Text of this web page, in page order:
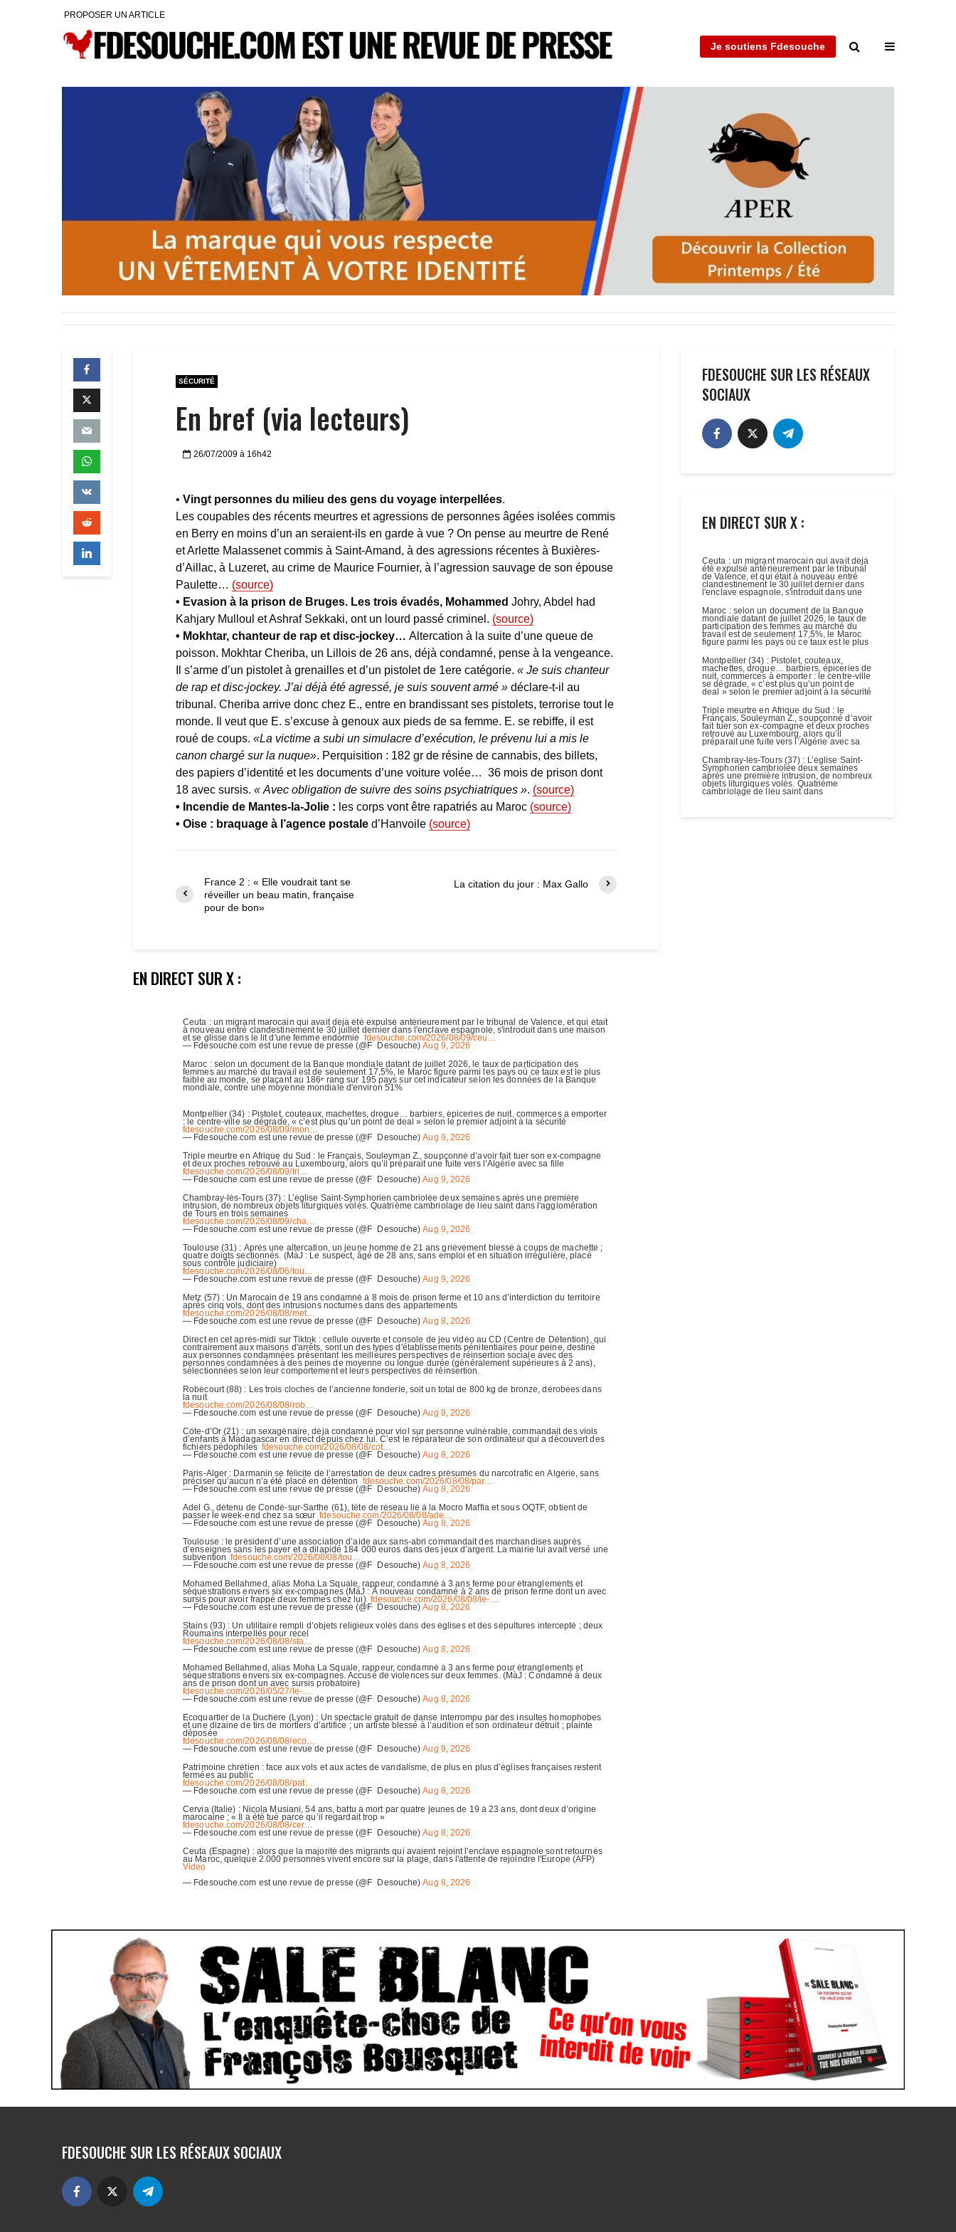
PROPOSER UN ARTICLE
Je soutiens Fdesouche
SÉCURITÉ
En bref (via lecteurs)
26/07/2009 à 16h42
• Vingt personnes du milieu des gens du voyage interpellées.
Les coupables des récents meurtres et agressions de personnes âgées isolées commis
en Berry en moins d’un an seraient-ils en garde à vue ? On pense au meurtre de René
et Arlette Malassenet commis à Saint-Amand, à des agressions récentes à Buxières-
d’Aillac, à Luzeret, au crime de Maurice Fournier, à l’agression sauvage de son épouse
Paulette… (source)
• Evasion à la prison de Bruges. Les trois évadés, Mohammed Johry, Abdel had
Kahjary Mulloul et Ashraf Sekkaki, ont un lourd passé criminel. (source)
• Mokhtar, chanteur de rap et disc-jockey… Altercation à la suite d’une queue de
poisson. Mokhtar Cheriba, un Lillois de 26 ans, déjà condamné, pense à la vengeance.
Il s’arme d’un pistolet à grenailles et d’un pistolet de 1ere catégorie. « Je suis chanteur
de rap et disc-jockey. J’ai déjà été agressé, je suis souvent armé » déclare-t-il au
tribunal. Cheriba arrive donc chez E., entre en brandissant ses pistolets, terrorise tout le
monde. Il veut que E. s’excuse à genoux aux pieds de sa femme. E. se rebiffe, il est
roué de coups. «La victime a subi un simulacre d’exécution, le prévenu lui a mis le
canon chargé sur la nuque». Perquisition : 182 gr de résine de cannabis, des billets,
des papiers d’identité et les documents d’une voiture volée… 36 mois de prison dont
18 avec sursis. « Avec obligation de suivre des soins psychiatriques ». (source)
• Incendie de Mantes-la-Jolie : les corps vont être rapatriés au Maroc (source)
• Oise : braquage à l’agence postale d’Hanvoile (source)
France 2 : « Elle voudrait tant se
réveiller un beau matin, française
pour de bon»
La citation du jour : Max Gallo
EN DIRECT SUR X :
FDESOUCHE SUR LES RÉSEAUX
SOCIAUX
EN DIRECT SUR X :
FDESOUCHE SUR LES RÉSEAUX SOCIAUX